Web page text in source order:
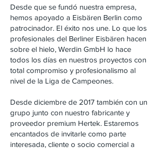
Desde que se fundó nuestra empresa,
hemos apoyado a Eisbären Berlin como
patrocinador. El éxito nos une. Lo que los
profesionales del Berliner Eisbären hacen
sobre el hielo, Werdin GmbH lo hace
todos los días en nuestros proyectos con
total compromiso y profesionalismo al
nivel de la Liga de Campeones.
Desde diciembre de 2017 también con un
grupo junto con nuestro fabricante y
proveedor premium Hertek. Estaremos
encantados de invitarle como parte
interesada, cliente o socio comercial a